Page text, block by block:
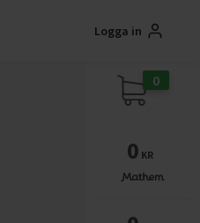
Logga in
0
0 KR